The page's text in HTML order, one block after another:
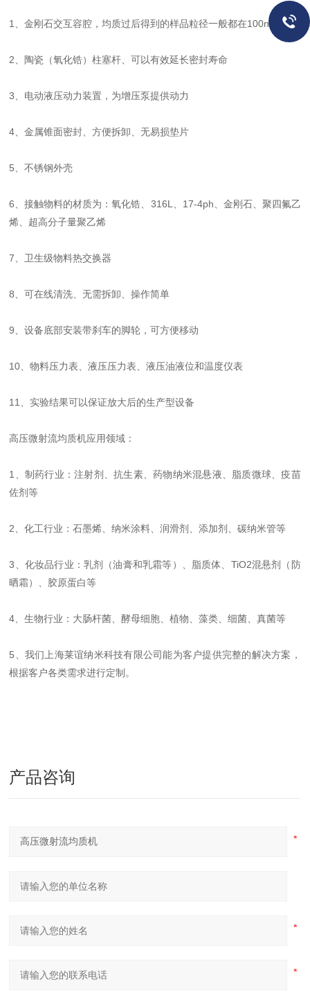
1、金刚石交互容腔，均质过后得到的样品粒径一般都在100nm以下
2、陶瓷（氧化锆）柱塞杆、可以有效延长密封寿命
3、电动液压动力装置，为增压泵提供动力
4、金属锥面密封、方便拆卸、无易损垫片
5、不锈钢外壳
6、接触物料的材质为：氧化锆、316L、17-4ph、金刚石、聚四氟乙
烯、超高分子量聚乙烯
7、卫生级物料热交换器
8、可在线清洗、无需拆卸、操作简单
9、设备底部安装带刹车的脚轮，可方便移动
10、物料压力表、液压压力表、液压油液位和温度仪表
11、实验结果可以保证放大后的生产型设备
高压微射流均质机应用领域：
1、制药行业：注射剂、抗生素、药物纳米混悬液、脂质微球、疫苗
佐剂等
2、化工行业：石墨烯、纳米涂料、润滑剂、添加剂、碳纳米管等
3、化妆品行业：乳剂（油膏和乳霜等）、脂质体、TiO2混悬剂（防
晒霜）、胶原蛋白等
4、生物行业：大肠杆菌、酵母细胞、植物、藻类、细菌、真菌等
5、我们上海莱谊纳米科技有限公司能为客户提供完整的解决方案，
根据客户各类需求进行定制。
产品咨询